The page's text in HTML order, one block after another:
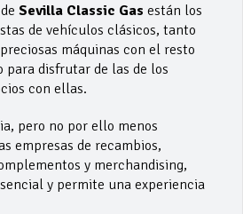
Sevilla Classic Gas están los
de vehículos clásicos, tanto
máquinas con el resto
para disfrutar de las de los
con ellas.
pero no por ello menos
empresas de recambios,
y merchandising,
y permite una experiencia